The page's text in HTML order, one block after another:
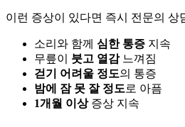
이런 증상이 있다면 즉시 전문의 상
소리와 함께 심한 통증 지속
무릎이 붓고 열감느껴짐
걷기 어려울 정도의 통증
밤에 잠 못 잘 정도로 아픔
1개월 이상증상 지속